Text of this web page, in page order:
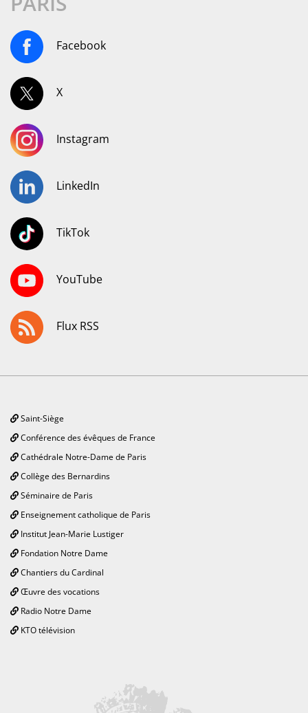
Facebook
X
Instagram
LinkedIn
TikTok
YouTube
Flux RSS
Saint-Siège
Conférence des évêques de France
Cathédrale Notre-Dame de Paris
Collège des Bernardins
Séminaire de Paris
Enseignement catholique de Paris
Institut Jean-Marie Lustiger
Fondation Notre Dame
Chantiers du Cardinal
Œuvre des vocations
Radio Notre Dame
KTO télévision